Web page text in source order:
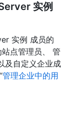
实例
实例 成员的
点管理员、 管
及自定义企业成
管理企业中的用